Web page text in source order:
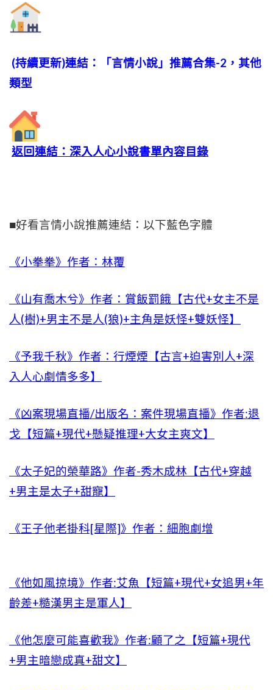
(持續更新)連結：「言情小說」推薦合集-2，其他
類型
返回連結：深入人心小說書單內容目錄
■好看言情小說推薦連結：以下藍色字體
《小拳拳》作者：林覆
《山有喬木兮》作者：賞飯罰餓【古代+女主不是
人(樹)+男主不是人(狼)+主角是妖怪+雙妖怪】
《予我千秋》作者：行煙煙【古言+迫害別人+深
入人心劇情多多】
《凶案現場直播/出版名：案件現場直播》作者:退
戈【短篇+現代+懸疑推理+大女主爽文】
《太子妃的榮華路》作者-秀木成林【古代+穿越
+男主是太子+甜寵】
《王子他老掛科[星際]》作者：細胞劇增
《他如風掠境》作者:艾魚【短篇+現代+女追男+年
齡差+糙漢男主是軍人】
《他怎麼可能喜歡我》作者:顧了之【短篇+現代
+男主暗戀成真+甜文】